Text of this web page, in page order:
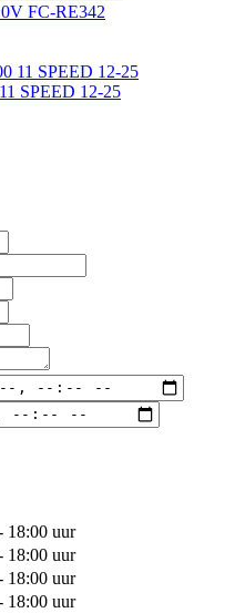
FC-RE342
SPEED 12-25
18:00 uur
18:00 uur
18:00 uur
18:00 uur